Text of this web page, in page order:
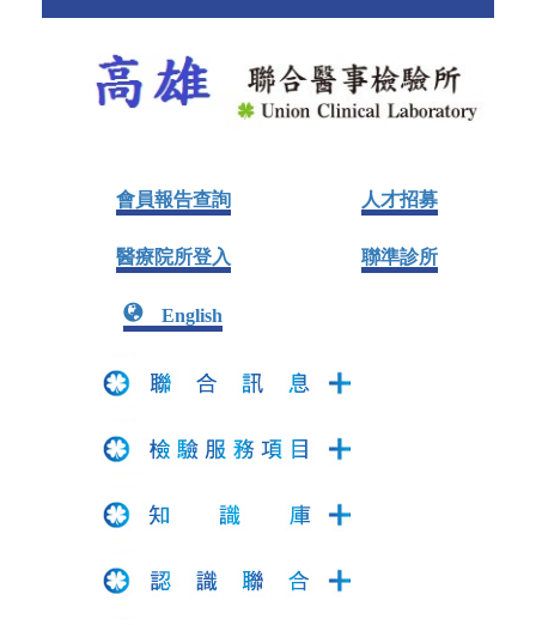
會員報告查詢 人才招募
醫療院所登入 聯準診所
English